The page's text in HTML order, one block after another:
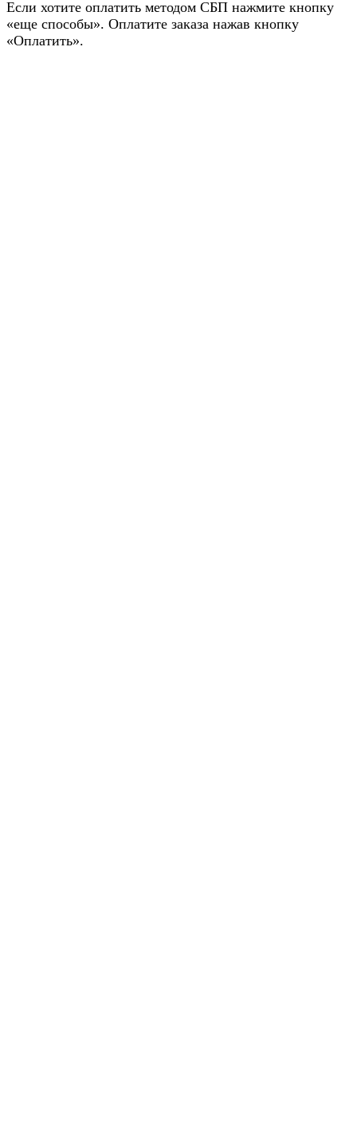
Если хотите оплатить методом СБП нажмите кнопку
«еще способы». Оплатите заказа нажав кнопку
«Оплатить».